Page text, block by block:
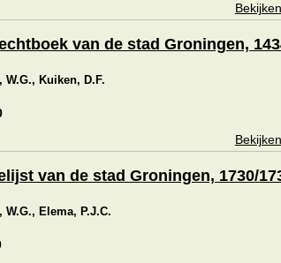
van de stad Groningen,
W.G., Kuiken, D.F.
van de stad Groningen, 1730/
W.G., Elema, P.J.C.